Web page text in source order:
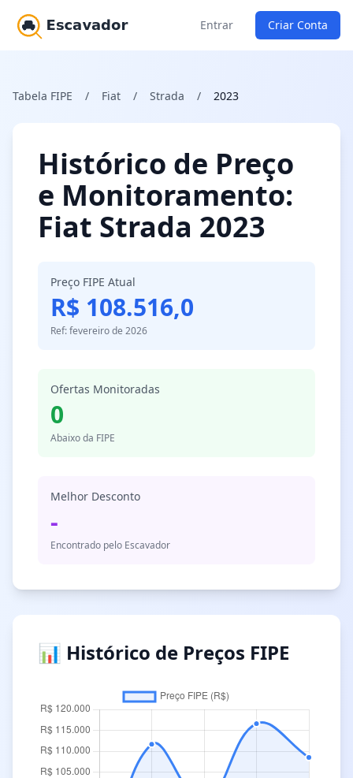
Entrar Criar Conta
Tabela FIPE / Fiat / Strada / 2023
Histórico de Preço
e Monitoramento:
Fiat Strada 2023
Preço FIPE Atual
R$ 108.516,0
Ref: fevereiro de 2026
Ofertas Monitoradas
0
Abaixo da FIPE
Melhor Desconto
-
Encontrado pelo Escavador
📊 Histórico de Preços FIPE